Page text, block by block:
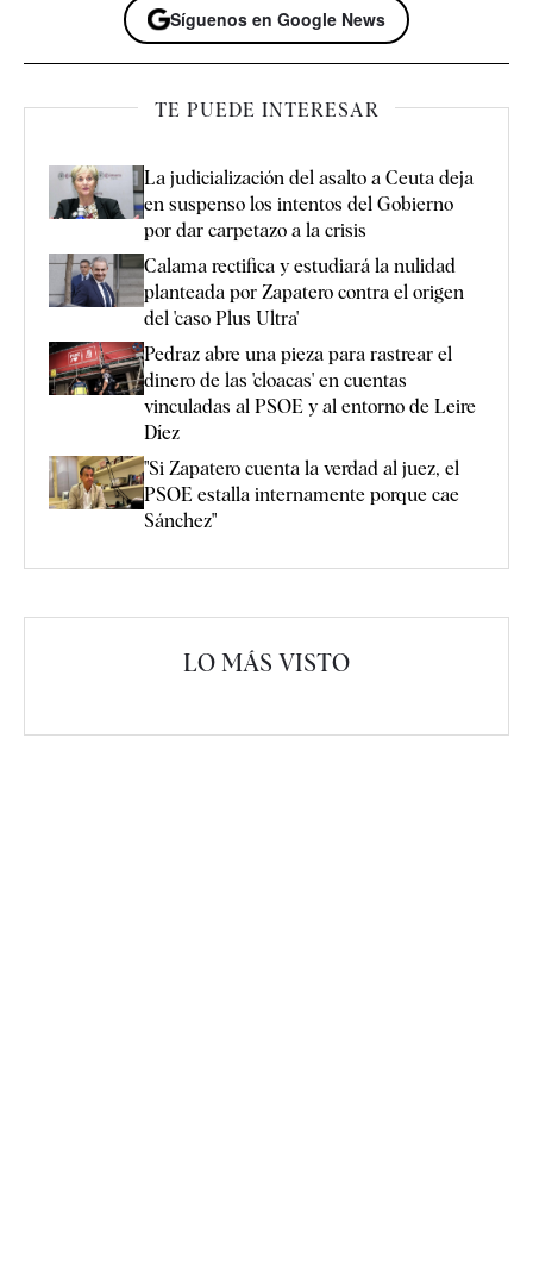
Síguenos en Google News
TE PUEDE INTERESAR
La judicialización del asalto a Ceuta deja
en suspenso los intentos del Gobierno
por dar carpetazo a la crisis
Calama rectifica y estudiará la nulidad
planteada por Zapatero contra el origen
del 'caso Plus Ultra'
Pedraz abre una pieza para rastrear el
dinero de las 'cloacas' en cuentas
vinculadas al PSOE y al entorno de Leire
Díez
"Si Zapatero cuenta la verdad al juez, el
PSOE estalla internamente porque cae
Sánchez"
LO MÁS VISTO